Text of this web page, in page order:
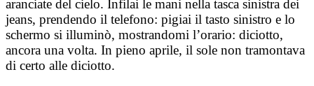
aranciate del cielo. Infilai le mani nella tasca sinistra dei
jeans, prendendo il telefono: pigiai il tasto sinistro e lo
schermo si illuminò, mostrandomi l’orario: diciotto,
ancora una volta. In pieno aprile, il sole non tramontava
di certo alle diciotto.